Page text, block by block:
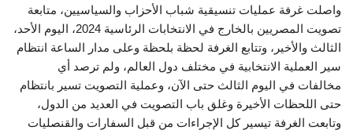
واصلت غرفة عمليات تنسيقية شباب الأحزاب والسياسيين، متابعة
تصويت المصريين بالخارج في الانتخابات الرئاسية 2024، اليوم الأحد،
الثالث والأخير، وتتابع الغرفة لحظة بلحظة وعلى مدار الساعة انتظام
سير العملية الانتخابية في مختلف دول العالم، ولم ترصد أي
مخالفات في اليوم الثالث حتى الآن، وعملية التصويت تسير بانتظام
حتى اللحظات الأخيرة وغلق باب التصويت في العديد من الدول،
وتابعت الغرفة تيسير كل الإجراءات من قبل السفارات والقنصليات